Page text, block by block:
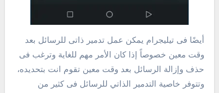
أيضًا فى تيليجرام يمكن عمل تدمير ذاتى للرسائل بعد
وقت معين خصوصاً إذا كان الأمر مهم للغاية وترغب فى
حذف وإزالة الرسائل بعد وقت معين تقوم انت بتحديده،
وتتوفر خاصية التدمير الذاتي للرسائل فى كثير من